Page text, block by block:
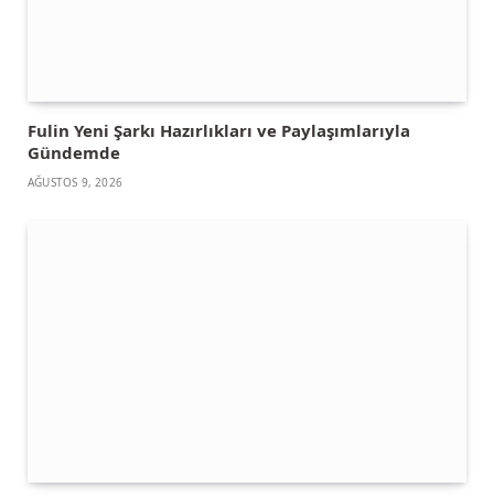
Fulin Yeni Şarkı Hazırlıkları ve Paylaşımlarıyla
Gündemde
AĞUSTOS 9, 2026